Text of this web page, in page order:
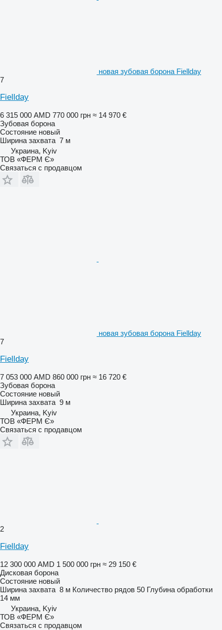
новая зубовая борона Fiellday
7
Fiellday
6 315 000 AMD 770 000 грн ≈ 14 970 €
Зубовая борона
Состояние новый
Ширина захвата 7 м
Украина, Kyiv
ТОВ «ФЕРМ Є»
Связаться с продавцом
новая зубовая борона Fiellday
7
Fiellday
7 053 000 AMD 860 000 грн ≈ 16 720 €
Зубовая борона
Состояние новый
Ширина захвата 9 м
Украина, Kyiv
ТОВ «ФЕРМ Є»
Связаться с продавцом
2
Fiellday
12 300 000 AMD 1 500 000 грн ≈ 29 150 €
Дисковая борона
Состояние новый
Ширина захвата 8 м Количество рядов 50 Глубина обработки
14 мм
Украина, Kyiv
ТОВ «ФЕРМ Є»
Связаться с продавцом